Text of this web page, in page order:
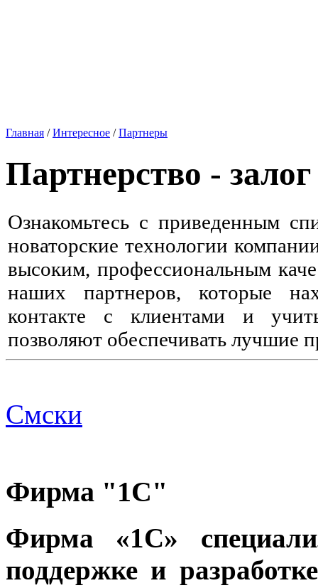
Главная /Интересное /Партнеры
Партнерство - залог
Ознакомьтесь с приведенным
новаторские технологии
высоким, профессиональным
наших партнеров, которые
контакте с клиентами и
позволяют обеспечивать лучшие
Смски
Фирма "1С"
Фирма «1С»
поддержке и